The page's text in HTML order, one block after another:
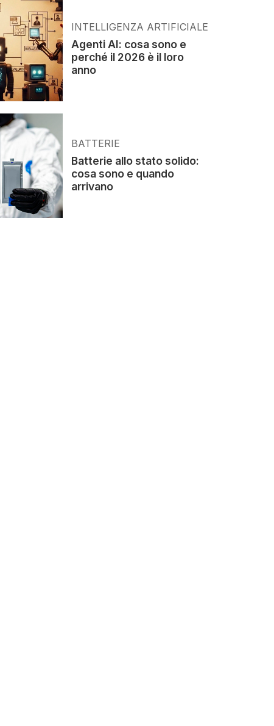
INTELLIGENZA ARTIFICIALE
Agenti AI: cosa sono e
perché il 2026 è il loro
anno
BATTERIE
Batterie allo stato solido:
cosa sono e quando
arrivano